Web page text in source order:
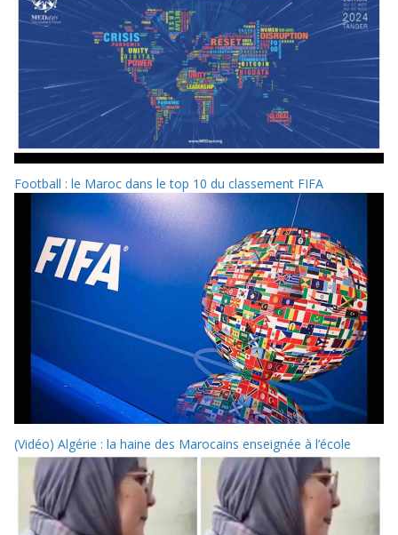
Football : le Maroc dans le top 10 du classement FIFA
(Vidéo) Algérie : la haine des Marocains enseignée à l’école